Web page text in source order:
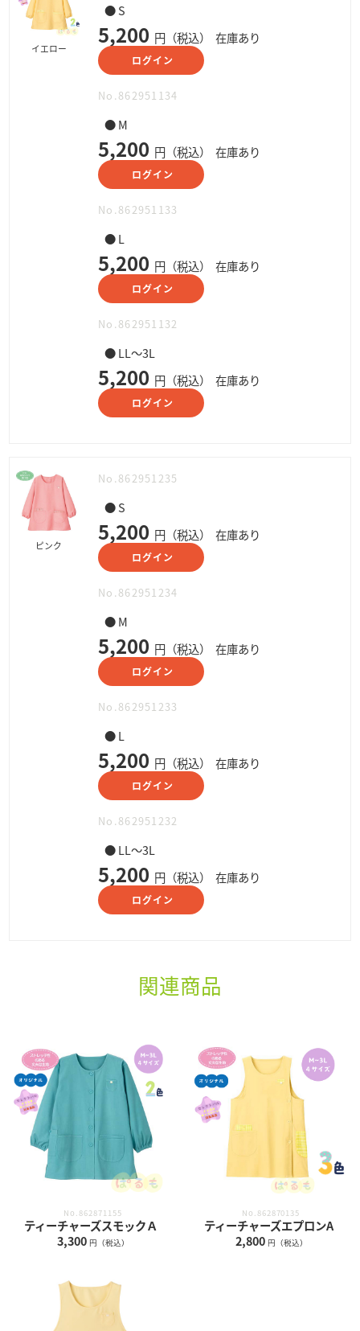
イエロー
● S
5,200 円（税込） 在庫あり
ログイン
No.862951134
● M
5,200 円（税込） 在庫あり
ログイン
No.862951133
● L
5,200 円（税込） 在庫あり
ログイン
No.862951132
● LL～3L
5,200 円（税込） 在庫あり
ログイン
ピンク
No.862951235
● S
5,200 円（税込） 在庫あり
ログイン
No.862951234
● M
5,200 円（税込） 在庫あり
ログイン
No.862951233
● L
5,200 円（税込） 在庫あり
ログイン
No.862951232
● LL～3L
5,200 円（税込） 在庫あり
ログイン
関連商品
No.862871155
ティーチャーズスモックＡ
3,300 円（税込）
No.862870135
ティーチャーズエプロンA
2,800 円（税込）